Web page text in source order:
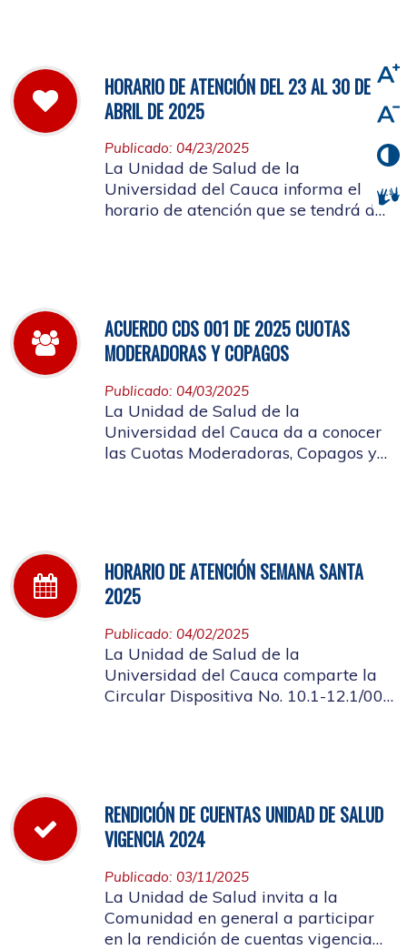
HORARIO DE ATENCIÓN DEL 23 AL 30 DE
ABRIL DE 2025
Publicado: 04/23/2025
La Unidad de Salud de la
Universidad del Cauca informa el
horario de atención que se tendrá del
ACUERDO CDS 001 DE 2025 CUOTAS
MODERADORAS Y COPAGOS
Publicado: 04/03/2025
La Unidad de Salud de la
Universidad del Cauca da a conocer
las Cuotas Moderadoras, Copagos y
HORARIO DE ATENCIÓN SEMANA SANTA
2025
Publicado: 04/02/2025
La Unidad de Salud de la
Universidad del Cauca comparte la
Circular Dispositiva No. 10.1-12.1/002
RENDICIÓN DE CUENTAS UNIDAD DE SALUD
VIGENCIA 2024
Publicado: 03/11/2025
La Unidad de Salud invita a la
Comunidad en general a participar
en la rendición de cuentas vigencia